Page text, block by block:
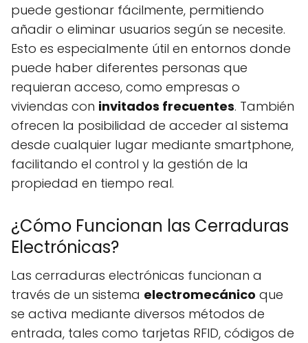
puede gestionar fácilmente, permitiendo
añadir o eliminar usuarios según se necesite.
Esto es especialmente útil en entornos donde
puede haber diferentes personas que
requieran acceso, como empresas o
viviendas con invitados frecuentes. También
ofrecen la posibilidad de acceder al sistema
desde cualquier lugar mediante smartphone,
facilitando el control y la gestión de la
propiedad en tiempo real.
¿Cómo Funcionan las Cerraduras
Electrónicas?
Las cerraduras electrónicas funcionan a
través de un sistema electromecánico que
se activa mediante diversos métodos de
entrada, tales como tarjetas RFID, códigos de